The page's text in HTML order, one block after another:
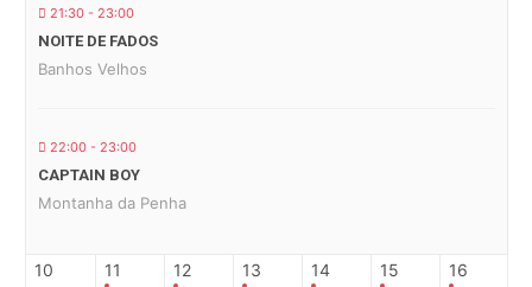
21:30 - 23:00
NOITE DE FADOS
Banhos Velhos
22:00 - 23:00
CAPTAIN BOY
Montanha da Penha
10 11 12 13 14 15 16